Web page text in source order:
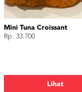
Mini Tuna Croissant
Rp. 33.700
Lihat